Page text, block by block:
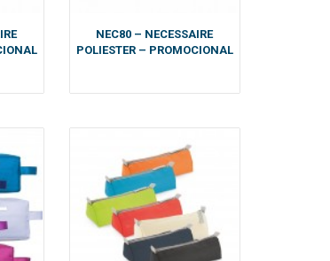
NEC80 – NECESSAIRE
POLIESTER – PROMOCIONAL